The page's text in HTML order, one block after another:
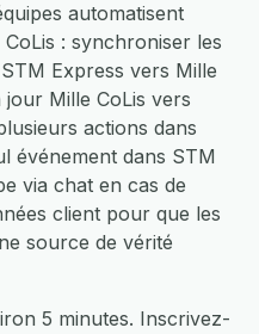
automatisent
: synchroniser les
Express vers Mille
Mille CoLis vers
actions dans
événement dans STM
via chat en cas de
client pour que les
source de vérité
5 minutes. Inscrivez-